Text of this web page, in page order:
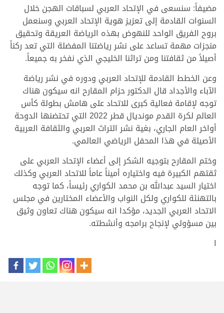
مضيفاً: سنسعى في الإتحاد العربي لسباقات الهجن خلال
السنوات القادمة إلى تعزيز هوية الإتحاد العربي وسنعمل
بروح الفريق الواحد للنهوض بهذه الرياضة العريقة وتحقيق
منجزات مهمة تساعد على نشر رياضتنا المفضلة التي تعد ركناً
أصيلاً من ثقافتنا ومن تراثنا الخليجي الذي نفخر به جميعاً.
وعن الخطط القادمة للإتحاد العربي ودوره في نشر رياضة
الآباء والأجداد قال الدكتور حزام المقارح انه سيكون هناك
توجه لإقامة فعالية كبرى للاتحاد على هامش بطولة كأس
العالم لكرة القدم مونديال قطر 2022 التي تحتضنها الدوحة
أواخر العام الجاري، بغية نشر التراث العربي والثقافة العربية
الأصيلة في هذا المحفل الرياضي العالمي.
وختم المقارح بتوجيه الشكر إلى أعضاء الإتحاد العربي على
ثقتهم الكبيرة فيه واختياره أميناً عاماً للاتحاد العربي وكذلك
اختيار السيد عبدالله بن محمد الكواري رئيساً، كما توجه
بالتهنئة للكواري ولكل النواب والأعضاء المختارين في مجلس
الاتحاد العربي الجديد، مؤكدا انه سيكون هناك تعاون وثيق
بين مسؤولي لإنجاح برامجه وأنشطته.
ا